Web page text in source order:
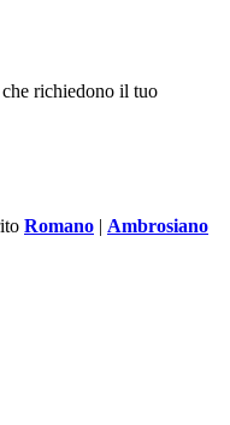
richiedono il tuo
Romano | Ambrosiano